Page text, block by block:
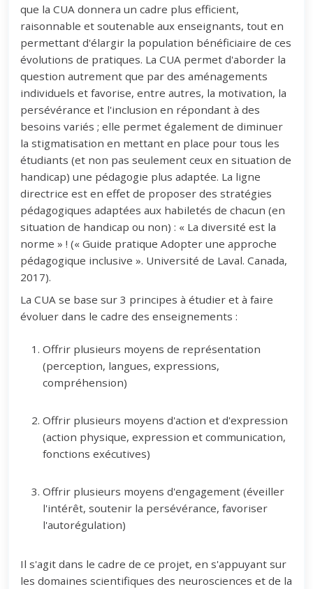
que la CUA donnera un cadre plus efficient,
raisonnable et soutenable aux enseignants, tout en
permettant d'élargir la population bénéficiaire de ces
évolutions de pratiques. La CUA permet d'aborder la
question autrement que par des aménagements
individuels et favorise, entre autres, la motivation, la
persévérance et l'inclusion en répondant à des
besoins variés ; elle permet également de diminuer
la stigmatisation en mettant en place pour tous les
étudiants (et non pas seulement ceux en situation de
handicap) une pédagogie plus adaptée. La ligne
directrice est en effet de proposer des stratégies
pédagogiques adaptées aux habiletés de chacun (en
situation de handicap ou non) : « La diversité est la
norme » ! (« Guide pratique Adopter une approche
pédagogique inclusive ». Université de Laval. Canada,
2017).
La CUA se base sur 3 principes à étudier et à faire
évoluer dans le cadre des enseignements :
Offrir plusieurs moyens de représentation
(perception, langues, expressions,
compréhension)
Offrir plusieurs moyens d'action et d'expression
(action physique, expression et communication,
fonctions exécutives)
Offrir plusieurs moyens d'engagement (éveiller
l'intérêt, soutenir la persévérance, favoriser
l'autorégulation)
Il s'agit dans le cadre de ce projet, en s'appuyant sur
les domaines scientifiques des neurosciences et de la